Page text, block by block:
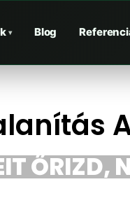
▾ Blog
ŐRIZD,